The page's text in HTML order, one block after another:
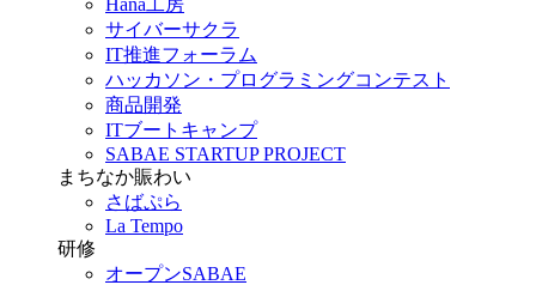
サイバーサクラ
IT推進フォーラム
ハッカソン・プログラミングコンテスト
商品開発
ITブートキャンプ
SABAE STARTUP PROJECT
まちなか賑わい
さばぷら
La Tempo
研修
オープンSABAE